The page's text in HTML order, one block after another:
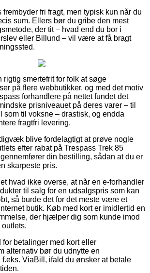
frembyder fri fragt, men typisk kun når du
sum. Ellers bør du gribe den mest
der tit – hvad end du bor i
eller Billund – vil være at få bragt
rigtig smertefrit for folk at søge
på flere webbutikker, og med det motiv
forhandlere på nettet fundet det
prisniveauet på deres varer – til
som til voksne – drastisk, og endda
fragtfri levering.
blive fordelagtigt at prøve nogle
efter rabat på Trespass Trek 85
din bestilling, sådan at du er
skarpeste pris.
hvad ikke overse, at når en e-forhandler
til salg for en udsalgspris som kan
så burde det for det meste være et
butik. Køb med kort er imidlertid en
der hjælper dig som kunde imod
for betalinger med kort eller
alternativ bør du udnytte en
f.eks. ViaBill, ifald du ønsker at betale